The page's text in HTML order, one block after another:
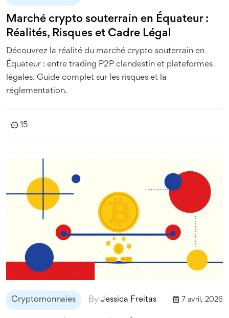
Marché crypto souterrain en Équateur :
Réalités, Risques et Cadre Légal
Découvrez la réalité du marché crypto souterrain en
Équateur : entre trading P2P clandestin et plateformes
légales. Guide complet sur les risques et la
réglementation.
15
Cryptomonnaies By Jessica Freitas 7 avril, 2026